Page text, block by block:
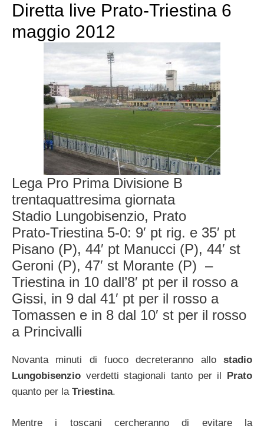
Diretta live Prato-Triestina 6
maggio 2012
Lega Pro Prima Divisione B
trentaquattresima giornata
Stadio Lungobisenzio, Prato
Prato-Triestina 5-0: 9′ pt rig. e 35′ pt
Pisano (P), 44′ pt Manucci (P), 44′ st
Geroni (P), 47′ st Morante (P) –
Triestina in 10 dall’8′ pt per il rosso a
Gissi, in 9 dal 41′ pt per il rosso a
Tomassen e in 8 dal 10′ st per il rosso
a Princivalli
Novanta minuti di fuoco decreteranno allostadio
Lungobisenzio verdetti stagionali tanto per il Prato
quanto per la Triestina.
Mentre i toscani cercheranno di evitare la